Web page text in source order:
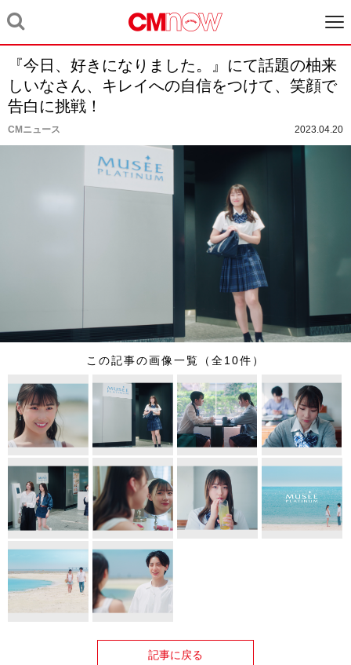
『今日、好きになりました。』にて話題の柚来
しいなさん、キレイへの自信をつけて、笑顔で
告白に挑戦！
CMニュース 2023.04.20
この記事の画像一覧（全10件）
記事に戻る